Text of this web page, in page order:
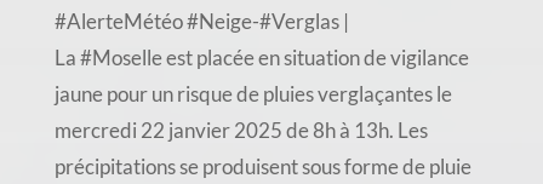
#AlerteMétéo #Neige-#Verglas |
La #Moselle est placée en situation de vigilance
jaune pour un risque de pluies verglaçantes le
mercredi 22 janvier 2025 de 8h à 13h. Les
précipitations se produisent sous forme de pluie